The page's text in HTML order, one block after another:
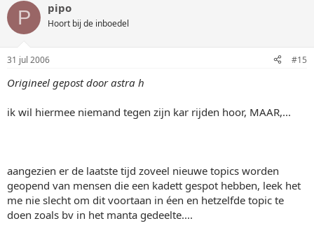
P pipo
Hoort bij de inboedel
31 jul 2006 #15
Origineel gepost door astra h
ik wil hiermee niemand tegen zijn kar rijden hoor, MAAR,...
aangezien er de laatste tijd zoveel nieuwe topics worden
geopend van mensen die een kadett gespot hebben, leek het
me nie slecht om dit voortaan in éen en hetzelfde topic te
doen zoals bv in het manta gedeelte....